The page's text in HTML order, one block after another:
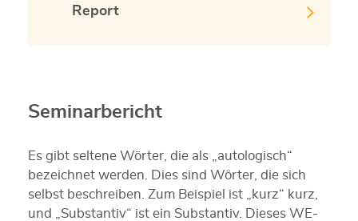
Report
Seminarbericht
Es gibt seltene Wörter, die als „autologisch“
bezeichnet werden. Dies sind Wörter, die sich
selbst beschreiben. Zum Beispiel ist „kurz“ kurz,
und „Substantiv“ ist ein Substantiv. Dieses WE-